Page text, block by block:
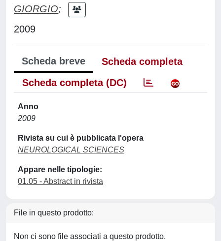
GIORGIO;
2009
Scheda breve
Scheda completa
Scheda completa (DC)
Anno
2009
Rivista su cui è pubblicata l'opera
NEUROLOGICAL SCIENCES
Appare nelle tipologie:
01.05 - Abstract in rivista
File in questo prodotto:
Non ci sono file associati a questo prodotto.